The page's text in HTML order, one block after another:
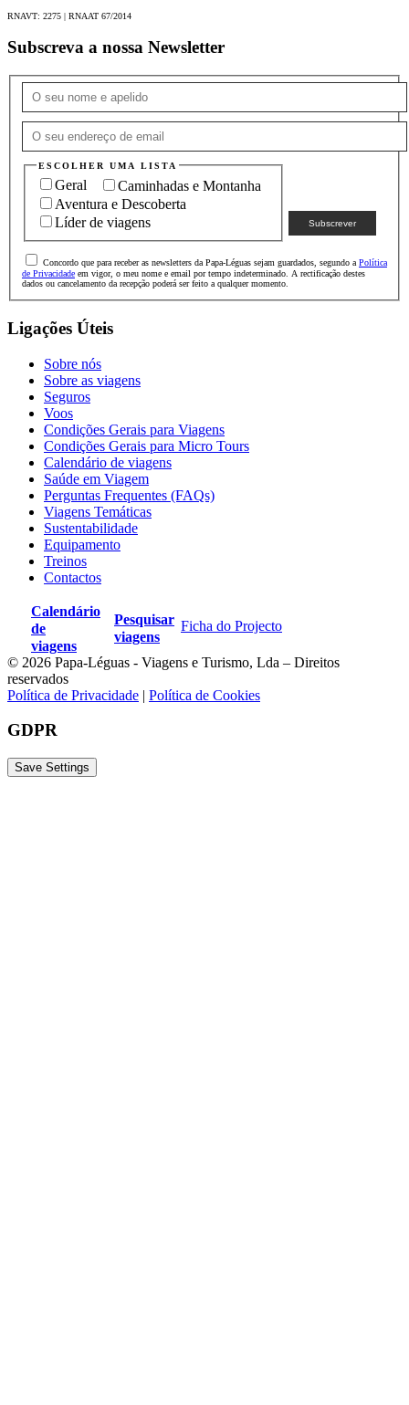
RNAVT: 2275 | RNAAT 67/2014
Subscreva a nossa Newsletter
ESCOLHER UMA LISTA
Geral
Caminhadas e Montanha
Aventura e Descoberta
Líder de viagens
Concordo que para receber as newsletters da Papa-Léguas sejam guardados, segundo aPolítica
de Privacidade em vigor, o meu nome e email por tempo indeterminado. A rectificação destes
dados ou cancelamento da recepção poderá ser feito a qualquer momento.
Ligações Úteis
Sobre nós
Sobre as viagens
Seguros
Voos
Condições Gerais para Viagens
Condições Gerais para Micro Tours
Calendário de viagens
Saúde em Viagem
Perguntas Frequentes (FAQs)
Viagens Temáticas
Sustentabilidade
Equipamento
Treinos
Contactos
Calendário
de
viagens
Pesquisar
viagens
Ficha do Projecto
© 2026 Papa-Léguas - Viagens e Turismo, Lda – Direitos
reservados
Política de Privacidade | Política de Cookies
GDPR